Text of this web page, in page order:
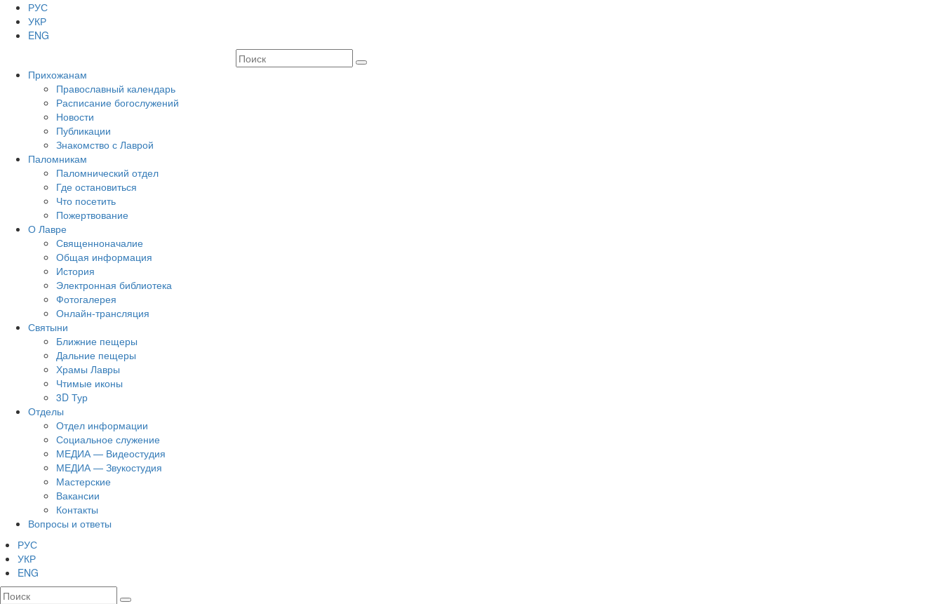
РУС
УКР
ENG
Прихожанам
Православный календарь
Расписание богослужений
Новости
Публикации
Знакомство с Лаврой
Паломникам
Паломнический отдел
Где остановиться
Что посетить
Пожертвование
О Лавре
Священноначалие
Общая информация
История
Электронная библиотека
Фотогалерея
Онлайн-трансляция
Святыни
Ближние пещеры
Дальние пещеры
Храмы Лавры
Чтимые иконы
3D Тур
Отделы
Отдел информации
Социальное служение
МЕДИА — Видеостудия
МЕДИА — Звукостудия
Мастерские
Вакансии
Контакты
Вопросы и ответы
РУС
УКР
ENG